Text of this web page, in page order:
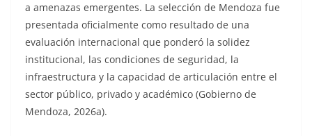
a amenazas emergentes. La selección de Mendoza fue
presentada oficialmente como resultado de una
evaluación internacional que ponderó la solidez
institucional, las condiciones de seguridad, la
infraestructura y la capacidad de articulación entre el
sector público, privado y académico (Gobierno de
Mendoza, 2026a).